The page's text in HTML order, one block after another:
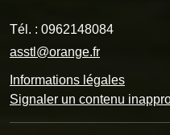
Tél. : 0962148084
asstl@orange.fr
Informations légales
Signaler un contenu